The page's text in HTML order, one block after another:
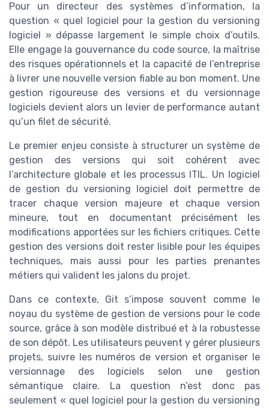
Pour un directeur des systèmes d’information, la
question « quel logiciel pour la gestion du versioning
logiciel » dépasse largement le simple choix d’outils.
Elle engage la gouvernance du code source, la maîtrise
des risques opérationnels et la capacité de l’entreprise
à livrer une nouvelle version fiable au bon moment. Une
gestion rigoureuse des versions et du versionnage
logiciels devient alors un levier de performance autant
qu’un filet de sécurité.
Le premier enjeu consiste à structurer un système de
gestion des versions qui soit cohérent avec
l’architecture globale et les processus ITIL. Un logiciel
de gestion du versioning logiciel doit permettre de
tracer chaque version majeure et chaque version
mineure, tout en documentant précisément les
modifications apportées sur les fichiers critiques. Cette
gestion des versions doit rester lisible pour les équipes
techniques, mais aussi pour les parties prenantes
métiers qui valident les jalons du projet.
Dans ce contexte, Git s’impose souvent comme le
noyau du système de gestion de versions pour le code
source, grâce à son modèle distribué et à la robustesse
de son dépôt. Les utilisateurs peuvent y gérer plusieurs
projets, suivre les numéros de version et organiser le
versionnage des logiciels selon une gestion
sémantique claire. La question n’est donc pas
seulement « quel logiciel pour la gestion du versioning